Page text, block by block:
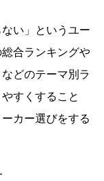
い」というユー
合ランキングや
どのテーマ別ラ
すくすること
カー選びをする